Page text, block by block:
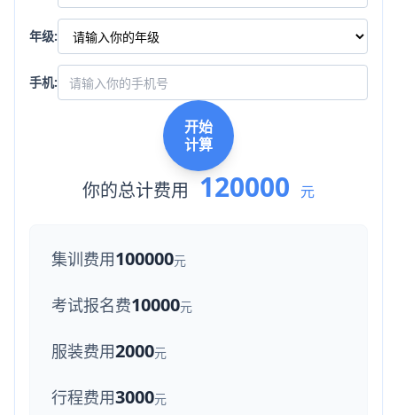
年级:
手机:
开始
计算
你的总计费用 120000 元
集训费用100000元
考试报名费10000元
服装费用2000元
行程费用3000元